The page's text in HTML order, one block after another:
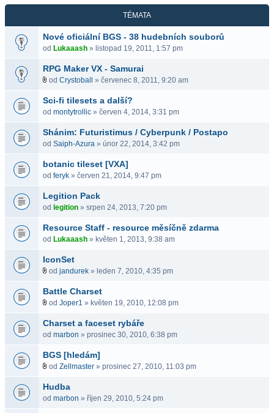
TÉMATA
Nové oficiální BGS - 38 hudebních souborů
od Lukaaash » listopad 19, 2011, 1:57 pm
RPG Maker VX - Samurai
od Crystoball » červenec 8, 2011, 9:20 am
Sci-fi tilesets a další?
od montytrollic » červen 4, 2014, 3:31 pm
Shánim: Futuristimus / Cyberpunk / Postapo
od Saiph-Azura » únor 22, 2014, 3:42 pm
botanic tileset [VXA]
od feryk » červen 21, 2014, 9:47 pm
Legition Pack
od legition » srpen 24, 2013, 7:20 pm
Resource Staff - resource měsíčně zdarma
od Lukaaash » květen 1, 2013, 9:38 am
IconSet
od jandurek » leden 7, 2010, 4:35 pm
Battle Charset
od Joper1 » květen 19, 2010, 12:08 pm
Charset a faceset rybáře
od marbon » prosinec 30, 2010, 6:38 pm
BGS [hledám]
od Zellmaster » prosinec 27, 2010, 11:03 pm
Hudba
od marbon » říjen 29, 2010, 5:24 pm